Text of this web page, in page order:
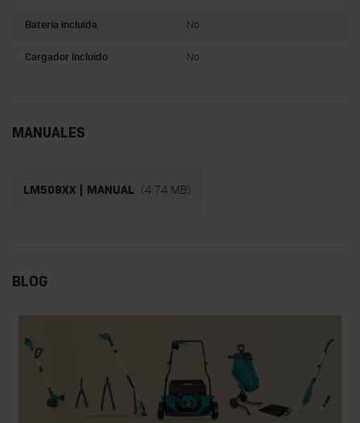
Batería incluida No
Cargador incluido No
MANUALES
LM508XX | MANUAL (4.74 MB)
BLOG